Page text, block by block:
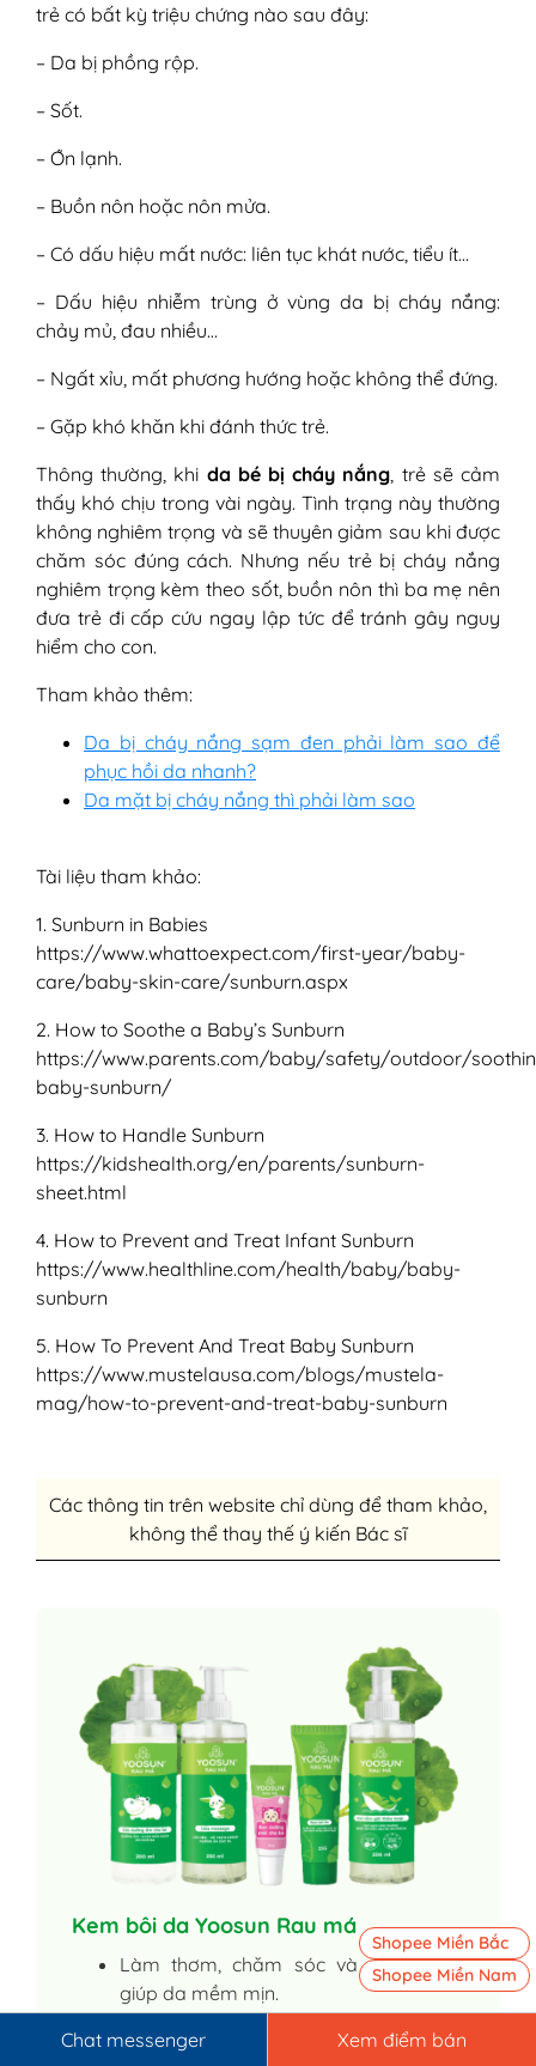
trẻ có bất kỳ triệu chứng nào sau đây:
– Da bị phồng rộp.
– Sốt.
– Ớn lạnh.
– Buồn nôn hoặc nôn mửa.
– Có dấu hiệu mất nước: liên tục khát nước, tiểu ít…
– Dấu hiệu nhiễm trùng ở vùng da bị cháy nắng:
chảy mủ, đau nhiều…
– Ngất xỉu, mất phương hướng hoặc không thể đứng.
– Gặp khó khăn khi đánh thức trẻ.
Thông thường, khi da bé bị cháy nắng , trẻ sẽ cảm
thấy khó chịu trong vài ngày. Tình trạng này thường
không nghiêm trọng và sẽ thuyên giảm sau khi được
chăm sóc đúng cách. Nhưng nếu trẻ bị cháy nắng
nghiêm trọng kèm theo sốt, buồn nôn thì ba mẹ nên
đưa trẻ đi cấp cứu ngay lập tức để tránh gây nguy
hiểm cho con.
Tham khảo thêm:
Da bị cháy nắng sạm đen phải làm sao để
phục hồi da nhanh?
Da mặt bị cháy nắng thì phải làm sao
Tài liệu tham khảo:
1. Sunburn in Babies
https://www.whattoexpect.com/first-year/baby-
care/baby-skin-care/sunburn.aspx
2. How to Soothe a Baby’s Sunburn
https://www.parents.com/baby/safety/outdoor/
baby-sunburn/
3. How to Handle Sunburn
https://kidshealth.org/en/parents/sunburn-
sheet.html
4. How to Prevent and Treat Infant Sunburn
https://www.healthline.com/health/baby/baby-
sunburn
5. How To Prevent And Treat Baby Sunburn
https://www.mustelausa.com/blogs/mustela-
mag/how-to-prevent-and-treat-baby-sunburn
Các thông tin trên website chỉ dùng để tham khảo,
không thể thay thế ý kiến Bác sĩ
Kem bôi da Yoosun Rau má
Làm thơm, chăm sóc và dưỡng da,
giúp da mềm mịn.
Góp phần ngăn ngừa mụn. Làm mờ
các vết sẹo, vết thâm do mụn.
Chat messenger Xem điểm bán
Shopee Miền Bắc
Shopee Miền Nam